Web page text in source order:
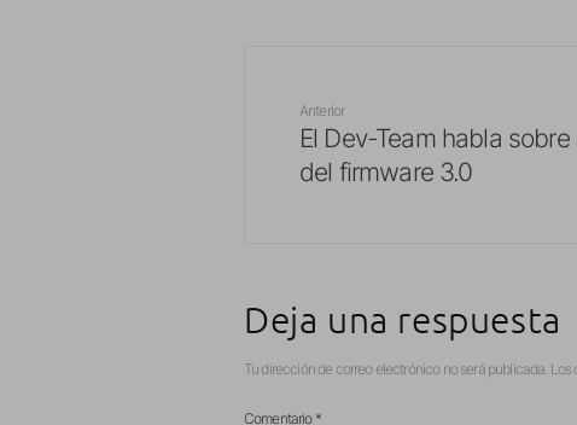
Anterior
El Dev-Team habla
del firmware 3.0
Deja una respuesta
Tu dirección de correo electrónico no será publicada. Los
Comentario *